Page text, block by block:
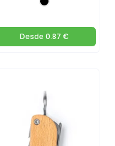
Desde 0.87 €